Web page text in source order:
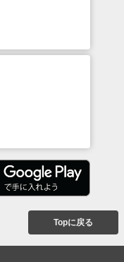
Topに戻る